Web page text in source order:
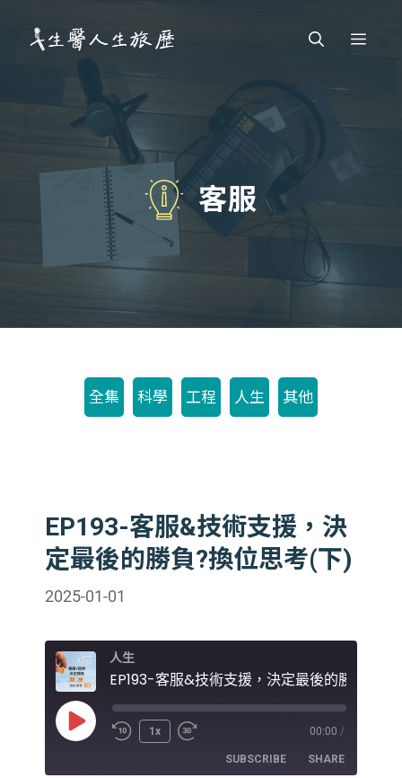
Menu
客服
全集 科學 工程 人生 其他
EP193-客服&技術支援，決
定最後的勝負?換位思考(下)
2025-01-01
人生
Play
1x 00:00 /
SUBSCRIBE SHARE